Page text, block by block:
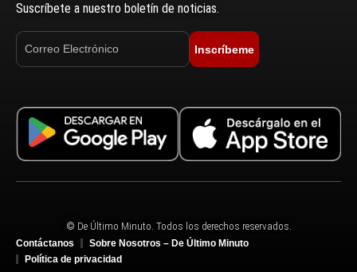
Suscríbete a nuestro boletín de noticias.
Inscríbeme
© De Último Minuto. Todos los derechos reservados.
Contáctanos
Sobre Nosotros – De Último Minuto
Política de privacidad